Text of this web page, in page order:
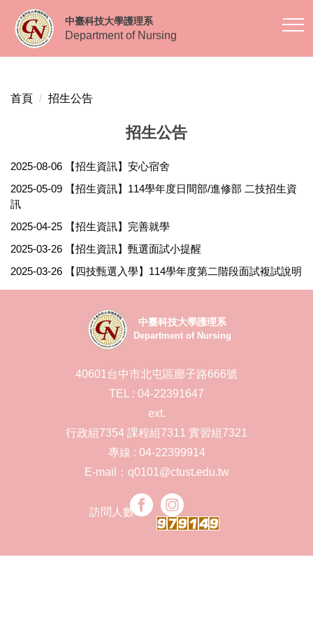
到
容
中臺科技大學護理系
Department of Nursing
首頁 招生公告
招生公告
2025-08-06
【招生資訊】安心宿舍
2025-05-09
【招生資訊】114學年度日間部/進修部 二技招生資
訊
2025-04-25
【招生資訊】完善就學
2025-03-26
【招生資訊】甄選面試小提醒
2025-03-26
【四技甄選入學】114學年度第二階段面試複試說明
中臺科技大學護理系
Department of Nursing
40601台中市北屯區廍子路666號
TEL : 04-22391647
ext.
行政組7354 課程組7311 實習組7321
專線 : 04-22399914
E-mail：q0101@ctust.edu.tw